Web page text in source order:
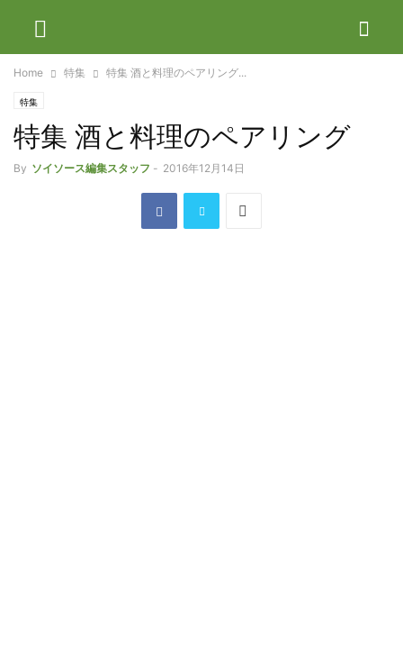
Home 特集 特集 酒と料理のペアリング...
特集
特集 酒と料理のペアリング
By ソイソース編集スタッフ - 2016年12月14日